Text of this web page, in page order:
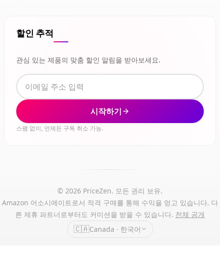
할인 추적
관심 있는 제품의 맞춤 할인 알림을 받아보세요.
시작하기
스팸 없이, 언제든 구독 취소 가능.
© 2026 PriceZen. 모든 권리 보유.
Amazon 어소시에이트로서 적격 구매를 통해 수익을 얻고 있습니다. 다
른 제휴 파트너로부터도 커미션을 받을 수 있습니다. 전체 공개
🇨🇦Canada · 한국어